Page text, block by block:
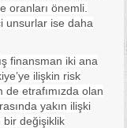
oranları önemli.
unsurlar ise daha
finansman iki ana
ilişkin risk
de etrafımızda olan
yakın ilişki
bir değişiklik